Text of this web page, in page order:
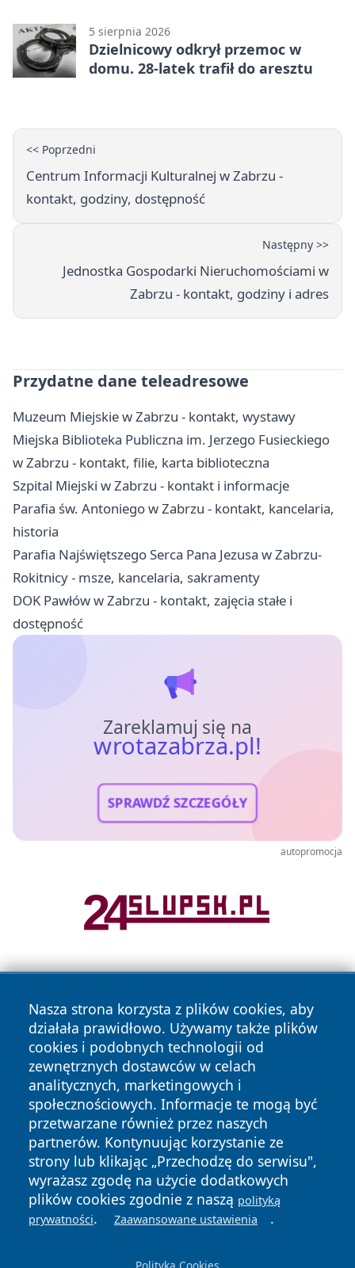
5 sierpnia 2026
Dzielnicowy odkrył przemoc w
domu. 28-latek trafił do aresztu
<< Poprzedni
Centrum Informacji Kulturalnej w Zabrzu -
kontakt, godziny, dostępność
Następny >>
Jednostka Gospodarki Nieruchomościami w
Zabrzu - kontakt, godziny i adres
Przydatne dane teleadresowe
Muzeum Miejskie w Zabrzu - kontakt, wystawy
Miejska Biblioteka Publiczna im. Jerzego Fusieckiego
w Zabrzu - kontakt, filie, karta biblioteczna
Szpital Miejski w Zabrzu - kontakt i informacje
Parafia św. Antoniego w Zabrzu - kontakt, kancelaria,
historia
Parafia Najświętszego Serca Pana Jezusa w Zabrzu-
Rokitnicy - msze, kancelaria, sakramenty
DOK Pawłów w Zabrzu - kontakt, zajęcia stałe i
dostępność
Zareklamuj się na
wrotazabrza.pl!
SPRAWDŹ SZCZEGÓŁY
autopromocja
Nasza strona korzysta z plików cookies, aby
działała prawidłowo. Używamy także plików
cookies i podobnych technologii od
zewnętrznych dostawców w celach
analitycznych, marketingowych i
społecznościowych. Informacje te mogą być
przetwarzane również przez naszych
partnerów. Kontynuując korzystanie ze
strony lub klikając „Przechodzę do serwisu",
wyrażasz zgodę na użycie dodatkowych
plików cookies zgodnie z naszą polityką
prywatności. Zaawansowane ustawienia .
Copyright © 2026 wrotazabrza.pl Wszystkie prawa
zastrzeżone.
News Autorzy
Polityka
Prywatności
Polityka
Cookies